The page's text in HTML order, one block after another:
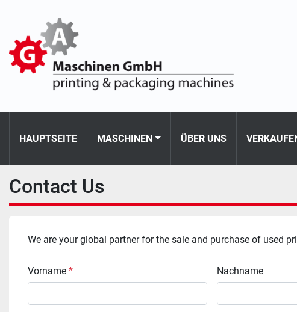
HAUPTSEITE MASCHINEN ÜBER UNS
Contact Us
We are your global partner for the sale and purchase of used
Vorname * Nachname